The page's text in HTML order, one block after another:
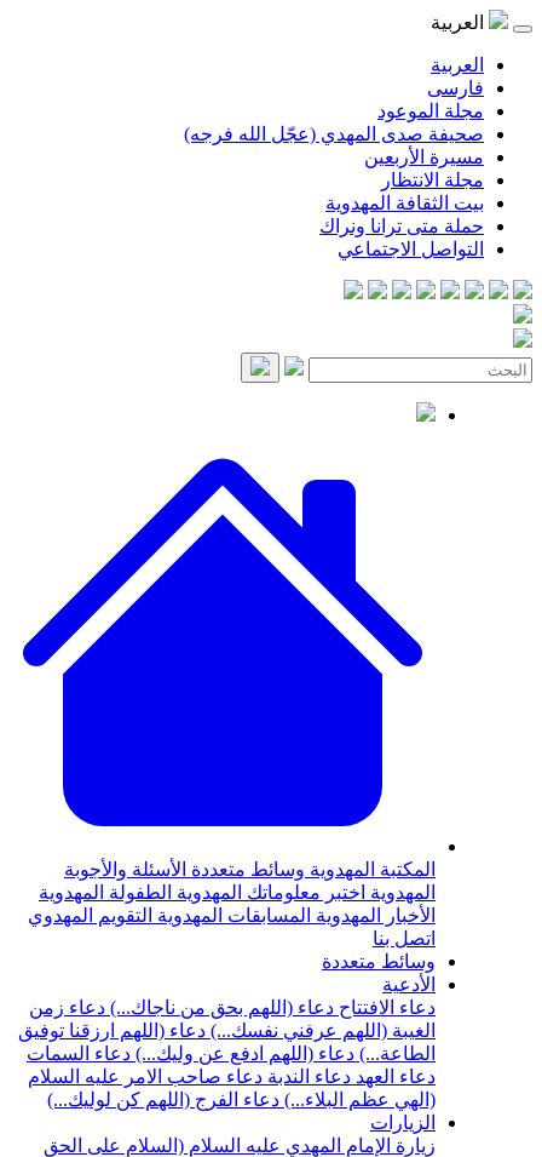
العربية
العربية
فارسی
مجلة الموعود
صحيفة صدى المهدي (عجّل الله فرجه)
مسيرة الأربعين
مجلة الانتظار
بيت الثقافة المهدوية
حملة متى ترانا ونراك
التواصل الاجتماعي
المكتبة المهدوية وسائط متعددة الأسئلة والأجوبة
المهدوية اختبر معلوماتك المهدوية الطفولة المهدوية
الأخبار المهدوية المسابقات المهدوية التقويم المهدوي
اتصل بنا
وسائط متعددة
الأدعية
دعاء الافتتاح دعاء (اللهم بحق من ناجاك...) دعاء زمن
الغيبة (اللهم عرفني نفسك...) دعاء (اللهم ارزقنا توفيق
الطاعة...) دعاء (اللهم ادفع عن وليك...) دعاء السمات
دعاء العهد دعاء الندبة دعاء صاحب الامر عليه السلام
(الهي عظم البلاء...) دعاء الفرج (اللهم كن لوليك...)
الزيارات
زيارة الإمام المهدي عليه السلام (السلام على الحق